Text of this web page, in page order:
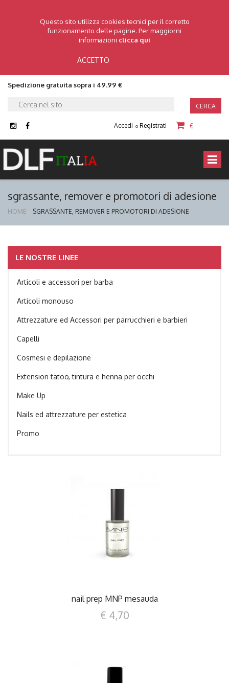
Questo sito utilizza cookies tecnici per il corretto
funzionamento delle pagine. Per maggiorni
informazioni clicca qui
ACCETTO
Spedizione gratuita sopra i 49.99 €
CERCA
Accedi o Registrati €
sgrassante, remover e promotori di adesione
HOME SGRASSANTE, REMOVER E PROMOTORI DI ADESIONE
LE NOSTRE LINEE
Articoli e accessori per barba
Articoli monouso
Attrezzature ed Accessori per parrucchieri e barbieri
Capelli
Cosmesi e depilazione
Extension tatoo, tintura e henna per occhi
Make Up
Nails ed attrezzature per estetica
Promo
DETTAGLI
nail prep MNP mesauda
€ 4,70